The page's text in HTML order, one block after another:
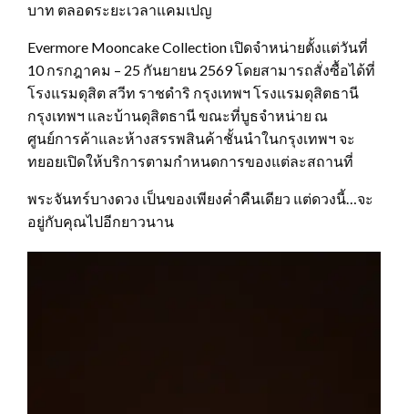
บาท ตลอดระยะเวลาแคมเปญ
Evermore Mooncake Collection เปิดจำหน่ายตั้งแต่วันที่
10 กรกฎาคม – 25 กันยายน 2569 โดยสามารถสั่งซื้อได้ที่
โรงแรมดุสิต สวีท ราชดำริ กรุงเทพฯ โรงแรมดุสิตธานี
กรุงเทพฯ และบ้านดุสิตธานี ขณะที่บูธจำหน่าย ณ
ศูนย์การค้าและห้างสรรพสินค้าชั้นนำในกรุงเทพฯ จะ
ทยอยเปิดให้บริการตามกำหนดการของแต่ละสถานที่
พระจันทร์บางดวง เป็นของเพียงค่ำคืนเดียว แต่ดวงนี้…จะ
อยู่กับคุณไปอีกยาวนาน